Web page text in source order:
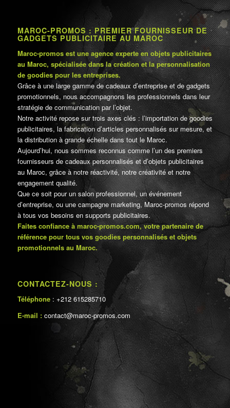
MAROC-PROMOS : PREMIER FOURNISSEUR DE
GADGETS PUBLICITAIRE AU MAROC
Maroc-promos est une agence experte en objets publicitaires
au Maroc, spécialisée dans la création et la personnalisation
de goodies pour les entreprises.
Grâce à une large gamme de cadeaux d’entreprise et de gadgets
promotionnels, nous accompagnons les professionnels dans leur
stratégie de communication par l’objet.
Notre activité repose sur trois axes clés : l’importation de goodies
publicitaires, la fabrication d’articles personnalisés sur mesure, et
la distribution à grande échelle dans tout le Maroc.
Aujourd’hui, nous sommes reconnus comme l’un des premiers
fournisseurs de cadeaux personnalisés et d’objets publicitaires
au Maroc, grâce à notre réactivité, notre créativité et notre
engagement qualité.
Que ce soit pour un salon professionnel, un événement
d’entreprise, ou une campagne marketing, Maroc-promos répond
à tous vos besoins en supports publicitaires.
Faites confiance à maroc-promos.com, votre partenaire de
référence pour tous vos goodies personnalisés et objets
promotionnels au Maroc.
CONTACTEZ-NOUS :
Téléphone : +212 615285710
E-mail : contact@maroc-promos.com